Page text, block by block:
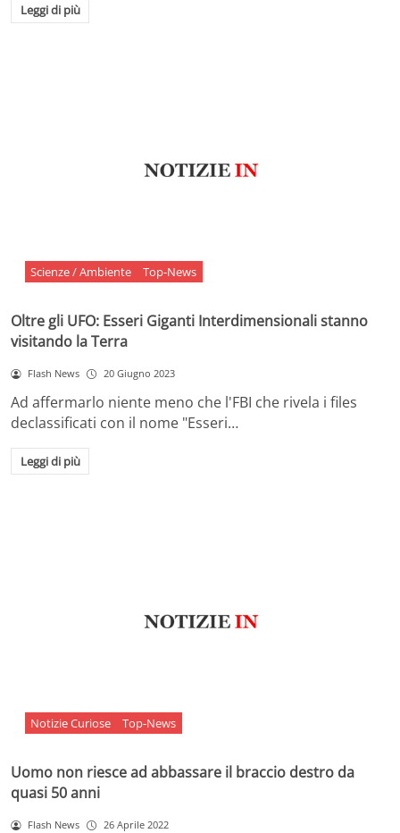
Leggi di più
Scienze / Ambiente Top-News
Oltre gli UFO: Esseri Giganti Interdimensionali stanno
visitando la Terra
Flash News 20 Giugno 2023
Ad affermarlo niente meno che l'FBI che rivela i files
declassificati con il nome "Esseri…
Leggi di più
Notizie Curiose Top-News
Uomo non riesce ad abbassare il braccio destro da
quasi 50 anni
Flash News 26 Aprile 2022